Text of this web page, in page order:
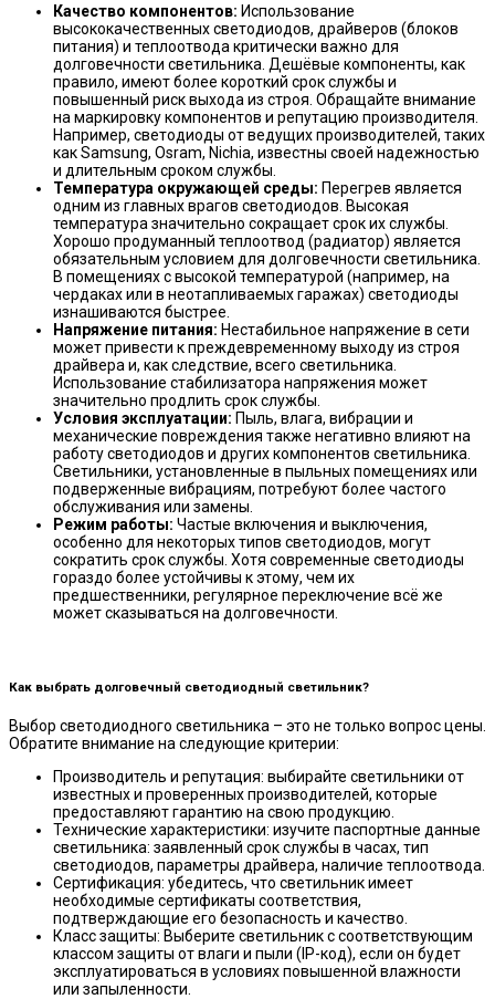
Качество компонентов: Использование
высококачественных светодиодов, драйверов (блоков
питания) и теплоотвода критически важно для
долговечности светильника. Дешёвые компоненты, как
правило, имеют более короткий срок службы и
повышенный риск выхода из строя. Обращайте внимание
на маркировку компонентов и репутацию производителя.
Например, светодиоды от ведущих производителей, таких
как Samsung, Osram, Nichia, известны своей надежностью
и длительным сроком службы.
Температура окружающей среды: Перегрев является
одним из главных врагов светодиодов. Высокая
температура значительно сокращает срок их службы.
Хорошо продуманный теплоотвод (радиатор) является
обязательным условием для долговечности светильника.
В помещениях с высокой температурой (например, на
чердаках или в неотапливаемых гаражах) светодиоды
изнашиваются быстрее.
Напряжение питания: Нестабильное напряжение в сети
может привести к преждевременному выходу из строя
драйвера и, как следствие, всего светильника.
Использование стабилизатора напряжения может
значительно продлить срок службы.
Условия эксплуатации: Пыль, влага, вибрации и
механические повреждения также негативно влияют на
работу светодиодов и других компонентов светильника.
Светильники, установленные в пыльных помещениях или
подверженные вибрациям, потребуют более частого
обслуживания или замены.
Режим работы: Частые включения и выключения,
особенно для некоторых типов светодиодов, могут
сократить срок службы. Хотя современные светодиоды
гораздо более устойчивы к этому, чем их
предшественники, регулярное переключение всё же
может сказываться на долговечности.
Как выбрать долговечный светодиодный светильник?
Выбор светодиодного светильника – это не только вопрос цены.
Обратите внимание на следующие критерии:
Производитель и репутация: выбирайте светильники от
известных и проверенных производителей, которые
предоставляют гарантию на свою продукцию.
Технические характеристики: изучите паспортные данные
светильника: заявленный срок службы в часах, тип
светодиодов, параметры драйвера, наличие теплоотвода.
Сертификация: убедитесь, что светильник имеет
необходимые сертификаты соответствия,
подтверждающие его безопасность и качество.
Класс защиты: Выберите светильник с соответствующим
классом защиты от влаги и пыли (IP-код), если он будет
эксплуатироваться в условиях повышенной влажности
или запыленности.